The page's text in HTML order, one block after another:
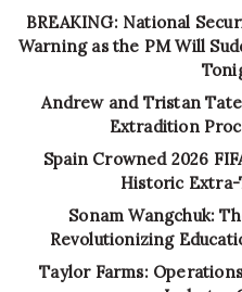
BREAKING: National
Warning as the PM Will
Andrew and Tristan
Extradition
Spain Crowned 2026
Historic
Sonam Wangchuk:
Revolutionizing
Taylor Farms: